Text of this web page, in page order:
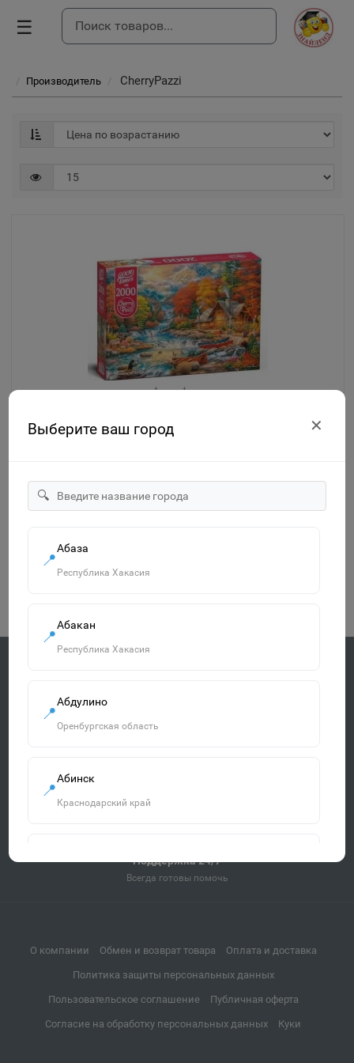
☰
Выберите ваш город ✕
🔍
📍
Абаза
Республика Хакасия
📍
Абакан
Республика Хакасия
📍
Абдулино
Оренбургская область
📍
Абинск
Краснодарский край
📍
Республика Башкортостан
📍
Республика Татарстан
📍
Республика Адыгея
Производитель CherryPazzi
Пазлы 2000 Дары природы CP50095
2040р.
Гарантия качества
Поддержка 24/7
Всегда готовы помочь
О компании Обмен и возврат товара Оплата и доставка
Политика защиты персональных данных
Пользовательское соглашение Публичная оферта
Согласие на обработку персональных данных Куки